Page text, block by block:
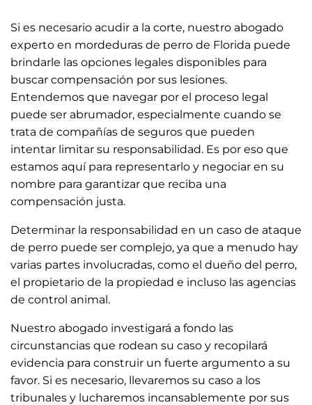
Si es necesario acudir a la corte, nuestro abogado
experto en mordeduras de perro de Florida puede
brindarle las opciones legales disponibles para
buscar compensación por sus lesiones.
Entendemos que navegar por el proceso legal
puede ser abrumador, especialmente cuando se
trata de compañías de seguros que pueden
intentar limitar su responsabilidad. Es por eso que
estamos aquí para representarlo y negociar en su
nombre para garantizar que reciba una
compensación justa.
Determinar la responsabilidad en un caso de ataque
de perro puede ser complejo, ya que a menudo hay
varias partes involucradas, como el dueño del perro,
el propietario de la propiedad e incluso las agencias
de control animal.
Nuestro abogado investigará a fondo las
circunstancias que rodean su caso y recopilará
evidencia para construir un fuerte argumento a su
favor. Si es necesario, llevaremos su caso a los
tribunales y lucharemos incansablemente por sus